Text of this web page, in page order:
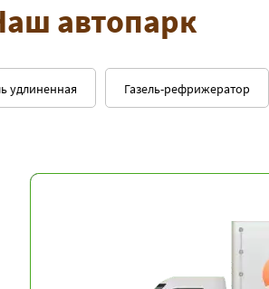
автопарк
удлиненная Газель-рефрижератор